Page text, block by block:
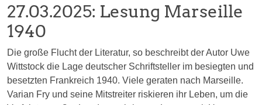
27.03.2025: Lesung Marseille
1940
Die große Flucht der Literatur, so beschreibt der Autor Uwe
Wittstock die Lage deutscher Schriftsteller im besiegten und
besetzten Frankreich 1940. Viele geraten nach Marseille.
Varian Fry und seine Mitstreiter riskieren ihr Leben, um die